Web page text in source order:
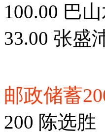
100.00 巴
33.00 张盛
邮政储蓄
200 陈选胜